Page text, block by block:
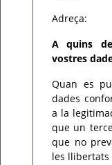
Adreça:
A quins
vostres
Quan es
dades
a la
que un
que no
les llibertats